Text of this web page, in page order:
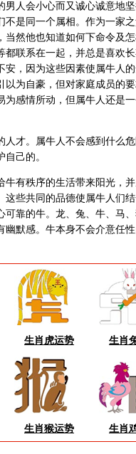
人会小心而又诚心诚意地坚
不是同一个属相。作为一家
当然他也知道如何下命令及
都联系在一起，并总是喜欢
安，因为这些因素使属牛人
以为自豪，但对家庭成员的
为感情所动，但属牛人还是
才。属牛人不会感到什么危
己的。
有秩序的生活带来阳光，并
这些共同的品德使属牛人们
可靠的牛。龙、兔、牛、马
幽默感。牛本身不会介意任
生肖虎运势 生肖
生肖猴运势 生肖